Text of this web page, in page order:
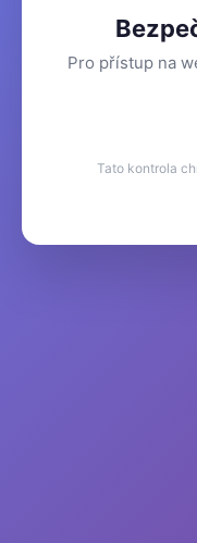
Pro přístup na
Tato kontrola